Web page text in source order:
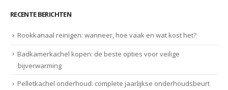
RECENTE BERICHTEN
Rookkanaal reinigen: wanneer, hoe vaak en wat kost het?
Badkamerkachel kopen: de beste opties voor veilige
bijverwarming
Pelletkachel onderhoud: complete jaarlijkse onderhoudsbeurt